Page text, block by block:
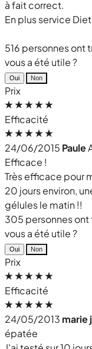
à fait correct.
En plus service
516 personnes ont
vous a été utile ?
Oui Non
Prix
Efficacité
24/06/2015 Paule
Efficace !
Très efficace pour
20 jours environ,
gélules le matin !!
305 personnes
vous a été utile ?
Oui Non
Prix
Efficacité
24/05/2013 marie
épatée